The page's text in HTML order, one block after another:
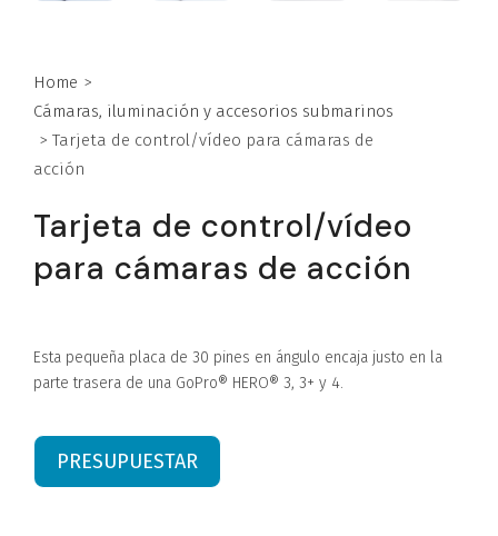
Home >
Cámaras, iluminación y accesorios submarinos
> Tarjeta de control/vídeo para cámaras de
acción
Tarjeta de control/vídeo
para cámaras de acción
Esta pequeña placa de 30 pines en ángulo encaja justo en la
parte trasera de una GoPro® HERO® 3, 3+ y 4.
PRESUPUESTAR